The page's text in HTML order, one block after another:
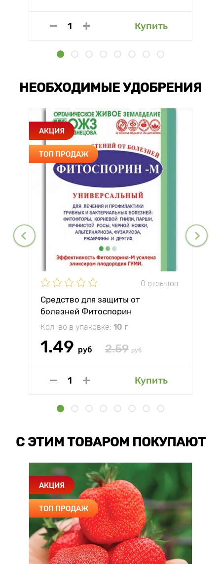
Купить
НЕОБХОДИМЫЕ УДОБРЕНИЯ
АКЦИЯ
ТОП ПРОДАЖ
0 отзывов
Средство для защиты от
болезней Фитоспорин
Кол-во в упаковке: 10 г
1.49 руб 2.59 руб
Купить
С ЭТИМ ТОВАРОМ ПОКУПАЮТ
АКЦИЯ
ТОП ПРОДАЖ